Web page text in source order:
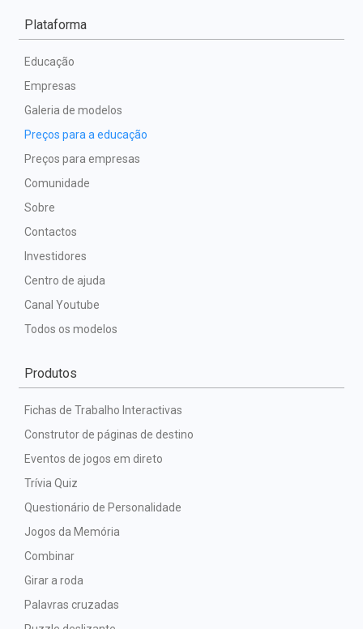
Plataforma
Educação
Empresas
Galeria de modelos
Preços para a educação
Preços para empresas
Comunidade
Sobre
Contactos
Investidores
Centro de ajuda
Canal Youtube
Todos os modelos
Produtos
Fichas de Trabalho Interactivas
Construtor de páginas de destino
Eventos de jogos em direto
Trívia Quiz
Questionário de Personalidade
Jogos da Memória
Combinar
Girar a roda
Palavras cruzadas